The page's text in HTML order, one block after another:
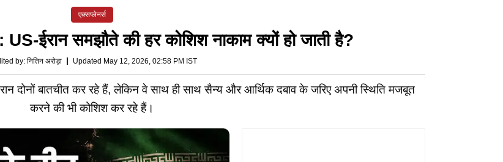
एक्सप्लेनर्स
ईरान समझौते की हर कोशिश नाकाम क्यों हो जाती है?
by: नितिन अरोड़ा Updated May 12, 2026, 02:58 PM IST
दोनों बातचीत कर रहे हैं, लेकिन वे साथ ही साथ सैन्य और आर्थिक दबाव के जरिए अपनी स्थिति मजबूत
करने की भी कोशिश कर रहे हैं।